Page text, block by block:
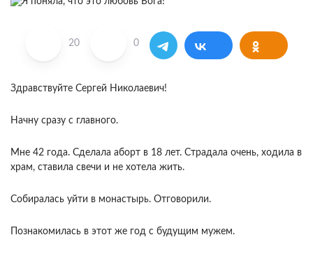
20 0
Здравствуйте Сергей Николаевич!
Начну сразу с главного.
Мне 42 года. Сделала аборт в 18 лет. Страдала очень, ходила в
храм, ставила свечи и не хотела жить.
Собиралась уйти в монастырь. Отговорили.
Познакомилась в этот же год с будущим мужем.